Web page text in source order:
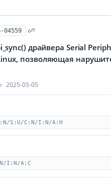
04559
драйвера Serial
позволяющая
2025-05-05
S:U/C:N/I:N/A:H
I:N/A:C